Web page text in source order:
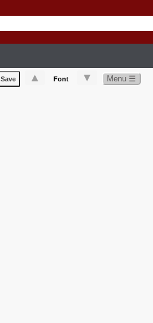
Save ▲ Font ▼ Menu ☰